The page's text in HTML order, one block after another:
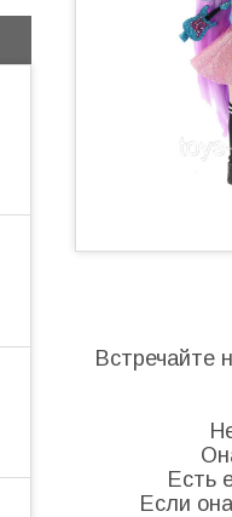
Встречайте
Есть
Если